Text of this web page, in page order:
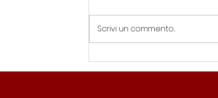
Spin Time, Colucci: “Non
solo occupazione: 400
Scrivi un commento...